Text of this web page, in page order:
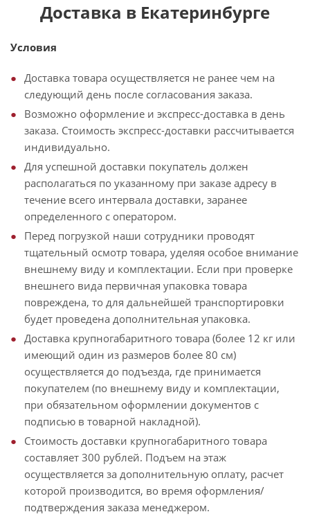
Доставка в Екатеринбурге
Условия
Доставка товара осуществляется не ранее чем на
следующий день после согласования заказа.
Возможно оформление и экспресс-доставка в день
заказа. Стоимость экспресс-доставки рассчитывается
индивидуально.
Для успешной доставки покупатель должен
располагаться по указанному при заказе адресу в
течение всего интервала доставки, заранее
определенного с оператором.
Перед погрузкой наши сотрудники проводят
тщательный осмотр товара, уделяя особое внимание
внешнему виду и комплектации. Если при проверке
внешнего вида первичная упаковка товара
повреждена, то для дальнейшей транспортировки
будет проведена дополнительная упаковка.
Доставка крупногабаритного товара (более 12 кг или
имеющий один из размеров более 80 см)
осуществляется до подъезда, где принимается
покупателем (по внешнему виду и комплектации,
при обязательном оформлении документов с
подписью в товарной накладной).
Стоимость доставки крупногабаритного товара
составляет 300 рублей. Подъем на этаж
осуществляется за дополнительную оплату, расчет
которой производится, во время оформления/
подтверждения заказа менеджером.